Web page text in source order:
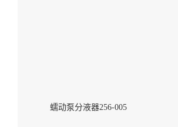
蠕动泵分液器256-005